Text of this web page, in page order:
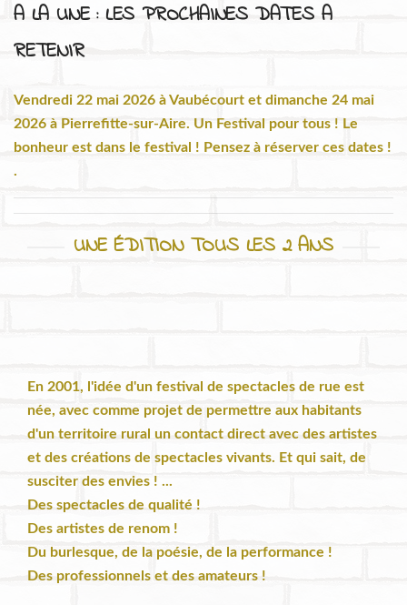
DE VOUS À NOUS
CONTACTS ET INFORMATIONS PRATIQUES
A LA UNE : LES PROCHAINES DATES A
RETENIR
Vendredi 22 mai 2026 à Vaubécourt et dimanche 24 mai
2026 à Pierrefitte-sur-Aire. Un Festival pour tous ! Le
bonheur est dans le festival ! Pensez à réserver ces dates !
.
UNE ÉDITION TOUS LES 2 ANS
En 2001, l'idée d'un festival de spectacles de rue est
née, avec comme projet de permettre aux habitants
d'un territoire rural un contact direct avec des artistes
et des créations de spectacles vivants. Et qui sait, de
susciter des envies ! ...
Des spectacles de qualité !
Des artistes de renom !
Du burlesque, de la poésie, de la performance !
Des professionnels et des amateurs !